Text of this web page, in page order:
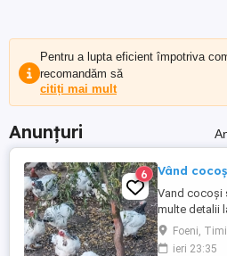
Pentru a lupta eficient împotriva
recomandăm să
citiți mai mult
Anunțuri
6 Vând
Vand cocoși
multe detalii
Foeni,
ieri 23:35